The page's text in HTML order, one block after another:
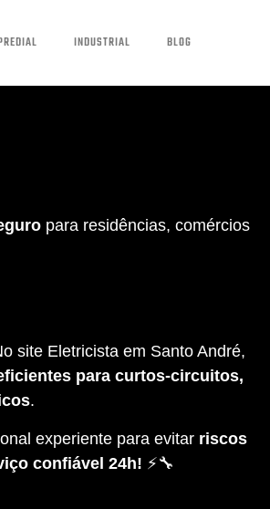
INDUSTRIAL BLOG
para residências, comércios
site Eletricista em Santo André,
para curtos-circuitos,
.
experiente para evitar riscos
confiável 24h! ⚡🔧